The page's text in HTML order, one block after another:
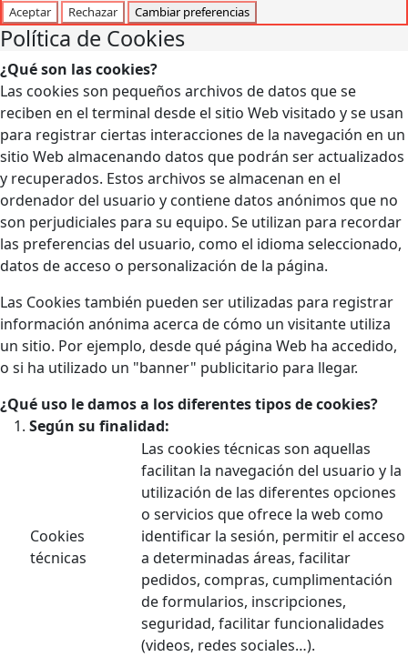
Aceptar Rechazar Cambiar preferencias
Política de Cookies
¿Qué son las cookies?
Las cookies son pequeños archivos de datos que se
reciben en el terminal desde el sitio Web visitado y se usan
para registrar ciertas interacciones de la navegación en un
sitio Web almacenando datos que podrán ser actualizados
y recuperados. Estos archivos se almacenan en el
ordenador del usuario y contiene datos anónimos que no
son perjudiciales para su equipo. Se utilizan para recordar
las preferencias del usuario, como el idioma seleccionado,
datos de acceso o personalización de la página.
Las Cookies también pueden ser utilizadas para registrar
información anónima acerca de cómo un visitante utiliza
un sitio. Por ejemplo, desde qué página Web ha accedido,
o si ha utilizado un "banner" publicitario para llegar.
¿Qué uso le damos a los diferentes tipos de cookies?
Según su finalidad:
Cookies
técnicas
Las cookies técnicas son aquellas
facilitan la navegación del usuario y la
utilización de las diferentes opciones
o servicios que ofrece la web como
identificar la sesión, permitir el acceso
a determinadas áreas, facilitar
pedidos, compras, cumplimentación
de formularios, inscripciones,
seguridad, facilitar funcionalidades
(videos, redes sociales…).